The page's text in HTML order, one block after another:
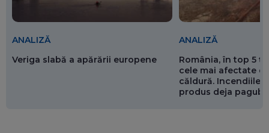
ANALIZĂ
Veriga slabă a apărării europene
ANALIZĂ
România, în top 5
cele mai afectate
căldură. Incendiile
produs deja